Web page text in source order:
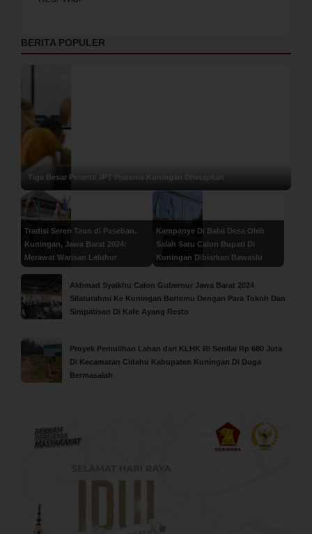
BERITA POPULER
Tiga Besar Peserta JPT Pratama Kuningan Ditetapkan
Tradisi Seren Taun di Paseban,
Kuningan, Jawa Barat 2024:
Merawat Warisan Leluhur
Kampanye Di Balai Desa Oleh
Salah Satu Calon Bupati Di
Kuningan Dibiarkan Bawaslu
Akhmad Syaikhu Calon Gubernur Jawa Barat 2024
Silaturahmi Ke Kuningan Bertemu Dengan Para Tokoh Dan
Simpatisan Di Kafe Ayang Resto
Proyek Pemulihan Lahan dari KLHK RI Senilai Rp 680 Juta
Di Kecamatan Cidahu Kabupaten Kuningan Di Duga
Bermasalah